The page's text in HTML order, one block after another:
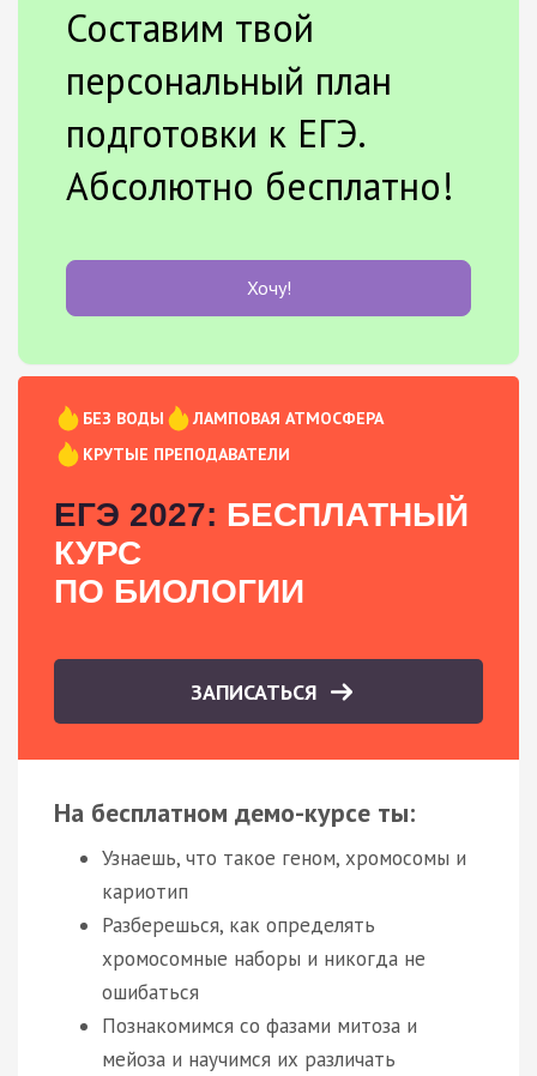
Составим твой
персональный план
подготовки к ЕГЭ.
Абсолютно бесплатно!
Хочу!
БЕЗ ВОДЫ
ЛАМПОВАЯ АТМОСФЕРА
КРУТЫЕ ПРЕПОДАВАТЕЛИ
ЕГЭ 2027: БЕСПЛАТНЫЙ
КУРС
ПО БИОЛОГИИ
ЗАПИСАТЬСЯ
На бесплатном демо-курсе ты:
Узнаешь, что такое геном, хромосомы и
кариотип
Разберешься, как определять
хромосомные наборы и никогда не
ошибаться
Познакомимся со фазами митоза и
мейоза и научимся их различать